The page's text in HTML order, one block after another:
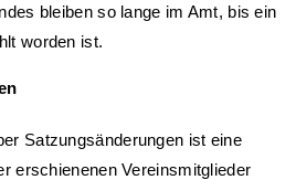
bleiben so lange im Amt, bis ein
worden ist.
Satzungsänderungen ist eine
erschienenen Vereinsmitglieder